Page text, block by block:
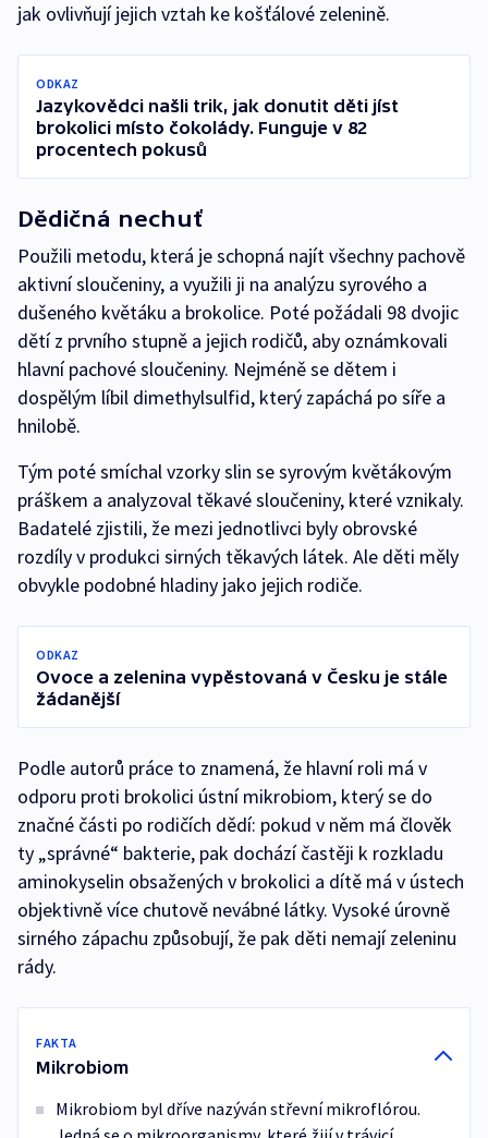
jak ovlivňují jejich vztah ke košťálové zelenině.
ODKAZ
Jazykovědci našli trik, jak donutit děti jíst
brokolici místo čokolády. Funguje v 82
procentech pokusů
Dědičná nechuť
Použili metodu, která je schopná najít všechny pachově
aktivní sloučeniny, a využili ji na analýzu syrového a
dušeného květáku a brokolice. Poté požádali 98 dvojic
dětí z prvního stupně a jejich rodičů, aby oznámkovali
hlavní pachové sloučeniny. Nejméně se dětem i
dospělým líbil dimethylsulfid, který zapáchá po síře a
hnilobě.
Tým poté smíchal vzorky slin se syrovým květákovým
práškem a analyzoval těkavé sloučeniny, které vznikaly.
Badatelé zjistili, že mezi jednotlivci byly obrovské
rozdíly v produkci sirných těkavých látek. Ale děti měly
obvykle podobné hladiny jako jejich rodiče.
ODKAZ
Ovoce a zelenina vypěstovaná v Česku je stále
žádanější
Podle autorů práce to znamená, že hlavní roli má v
odporu proti brokolici ústní mikrobiom, který se do
značné části po rodičích dědí: pokud v něm má člověk
ty „správné“ bakterie, pak dochází častěji k rozkladu
aminokyselin obsažených v brokolici a dítě má v ústech
objektivně více chutově nevábné látky. Vysoké úrovně
sirného zápachu způsobují, že pak děti nemají zeleninu
rády.
FAKTA
Mikrobiom
Mikrobiom byl dříve nazýván střevní mikroflórou.